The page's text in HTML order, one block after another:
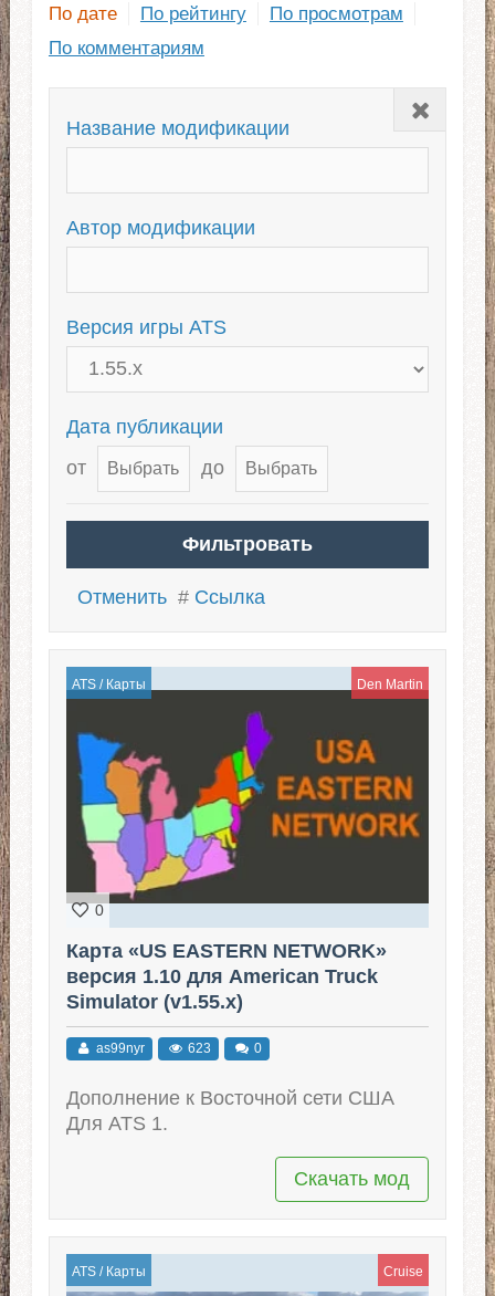
По дате По рейтингу
По просмотрам
По комментариям
Закрыть
Название модификации
Автор модификации
Версия игры ATS
Дата публикации
от
до
Отменить # Ссылка
ATS/ Карты Den Martin
0
Карта «US EASTERN NETWORK»
версия 1.10 для American Truck
Simulator (v1.55.x)
as99nyr 623 0
Дополнение к Восточной сети США
Для ATS 1.
Скачать мод
ATS/ Карты Cruise